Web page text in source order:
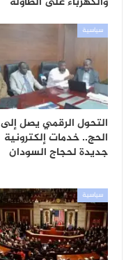
سياسية
التحول الرقمي يصل إلى
الحج.. خدمات إلكترونية
جديدة لحجاج السودان
سياسية